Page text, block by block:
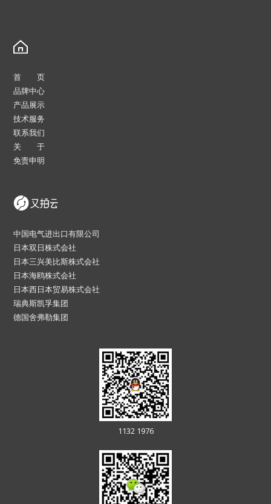
首 页
品牌中心
产品展示
技术服务
联系我们
关 于
免责申明
中国电气进出口有限公司
日本双日株式会社
日本三兴美比斯株式会社
日本海鸥株式会社
日本西日本贸易株式会社
瑞典斯凯孚集团
德国舍弗勒集团
1132 1976